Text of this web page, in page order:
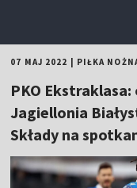
07 MAJ 2022 PIŁKA
PKO
Jagiellonia
Składy na